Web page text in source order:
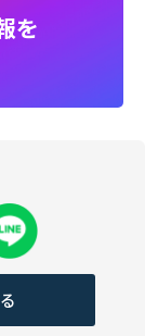
を